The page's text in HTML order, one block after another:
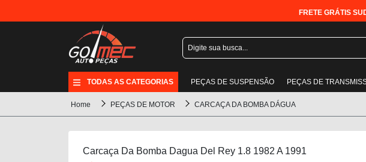
FRETE GRÁTIS
TODAS AS CATEGORIAS PEÇAS DE SUSPENSÃO PEÇAS DE
Home PEÇAS DE MOTOR CARCAÇA DA BOMBA DÁGUA
Carcaça Da Bomba Dagua Del Rey 1.8 1982 A 1991